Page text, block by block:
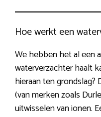
Hoe werkt een
We hebben het al een
waterverzachter haalt
hieraan ten
(van merken zoals
uitwisselen van ionen.